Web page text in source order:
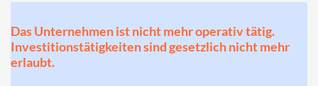
Das Unternehmen ist nicht mehr operativ tätig.
Investitionstätigkeiten sind gesetzlich nicht mehr
erlaubt.